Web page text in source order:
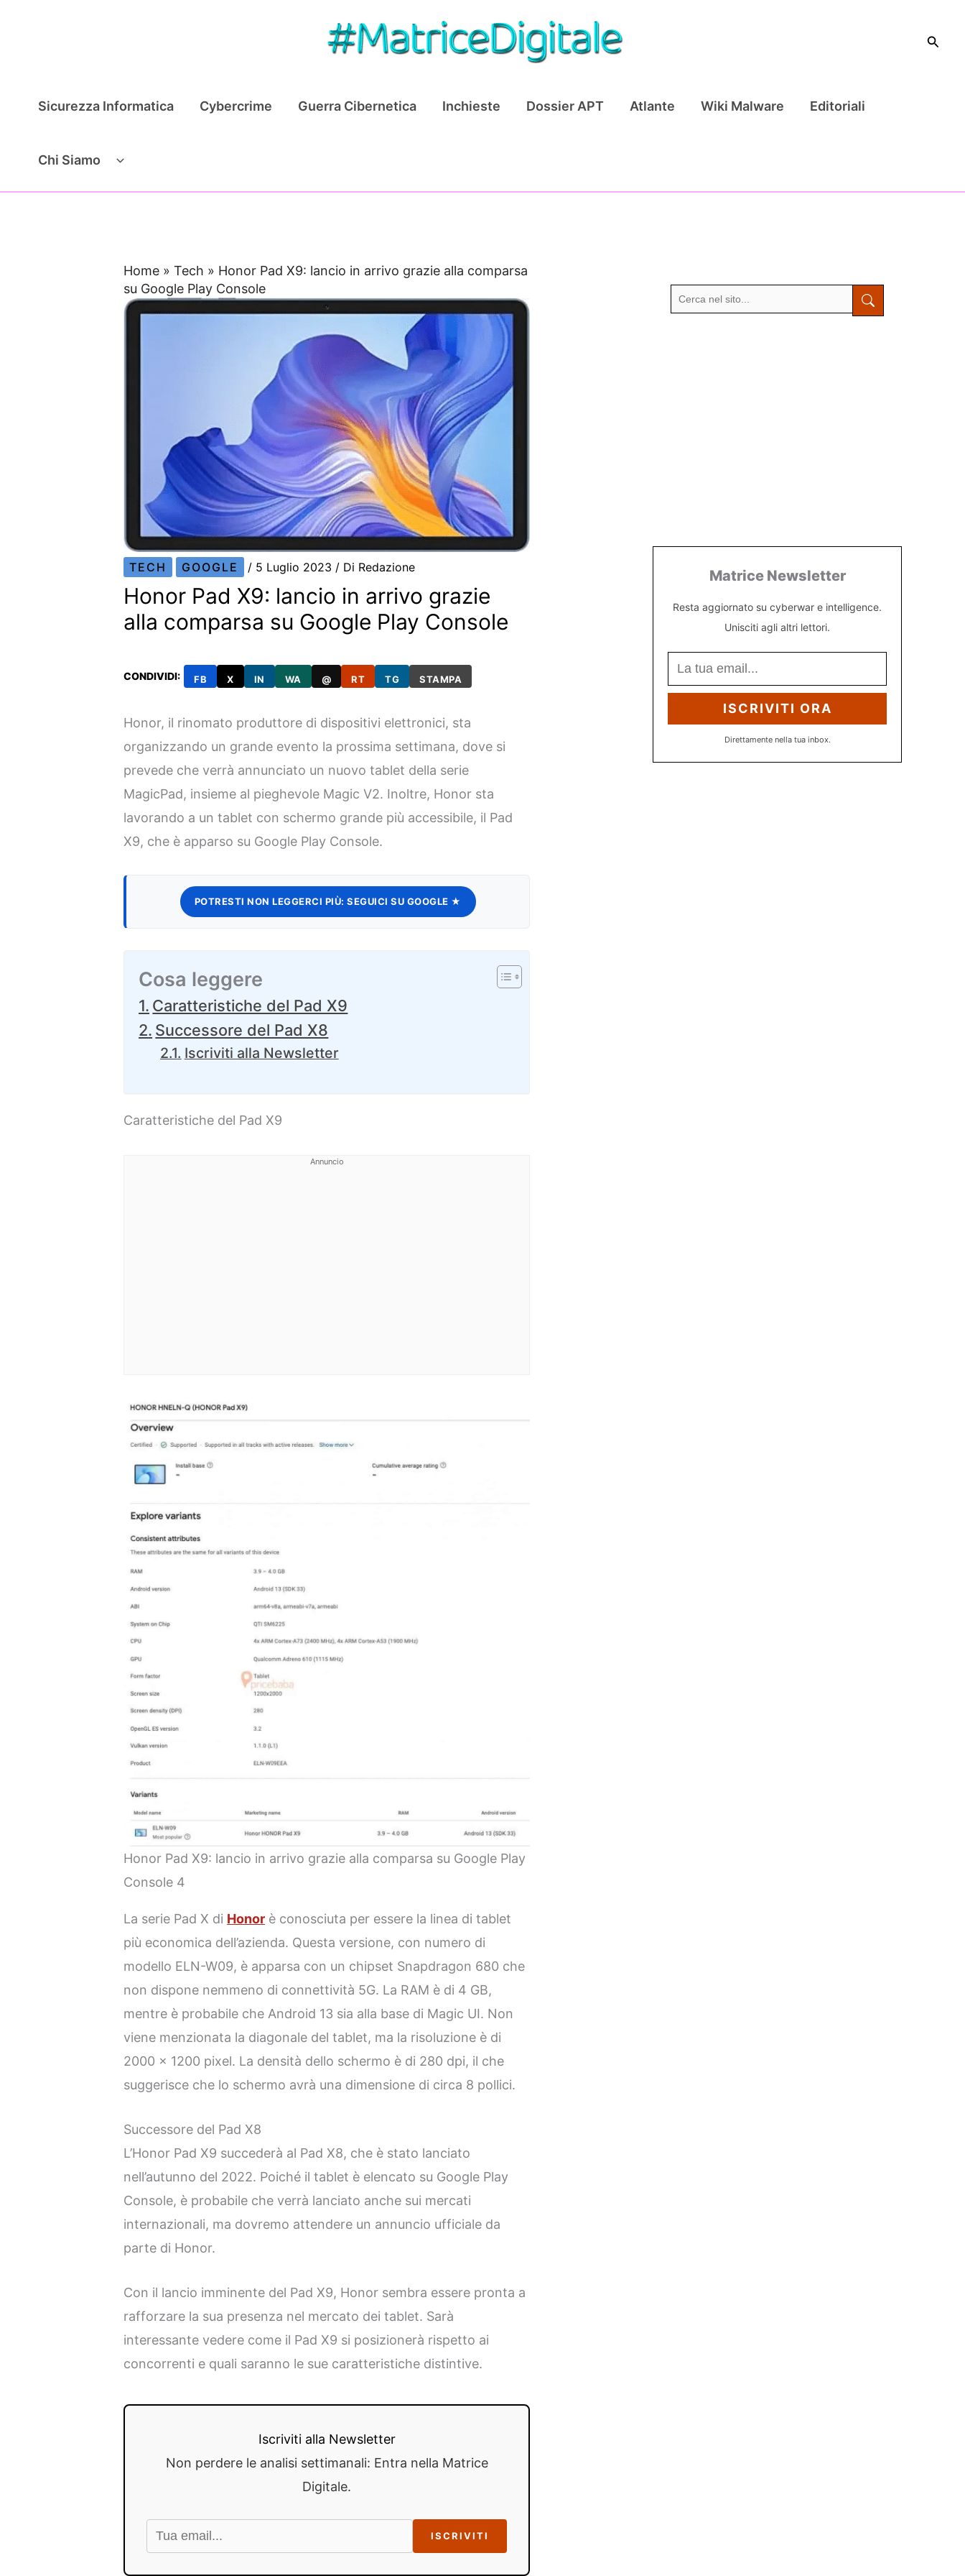
Cerca
Sicurezza Informatica Cybercrime Guerra Cibernetica Inchieste Dossier APT Atlante Wiki Malware Editoriali
Chi Siamo
Home »Tech » Honor Pad X9: lancio in arrivo grazie alla comparsa
su Google Play Console
TECH GOOGLE / 5 Luglio 2023 / Di Redazione
Honor Pad X9: lancio in arrivo grazie
alla comparsa su Google Play Console
CONDIVIDI: FB X IN WA @ RT TG STAMPA
Honor, il rinomato produttore di dispositivi elettronici, sta
organizzando un grande evento la prossima settimana, dove si
prevede che verrà annunciato un nuovo tablet della serie
MagicPad, insieme al pieghevole Magic V2. Inoltre, Honor sta
lavorando a un tablet con schermo grande più accessibile, il Pad
X9, che è apparso su Google Play Console.
POTRESTI NON LEGGERCI PIÙ: SEGUICI SU GOOGLE ★
Cosa leggere
Caratteristiche del Pad X9
Successore del Pad X8
Iscriviti alla Newsletter
Caratteristiche del Pad X9
Annuncio
Honor Pad X9: lancio in arrivo grazie alla comparsa su Google Play
Console 4
La serie Pad X di Honor è conosciuta per essere la linea di tablet
più economica dell’azienda. Questa versione, con numero di
modello ELN-W09, è apparsa con un chipset Snapdragon 680 che
non dispone nemmeno di connettività 5G. La RAM è di 4 GB,
mentre è probabile che Android 13 sia alla base di Magic UI. Non
viene menzionata la diagonale del tablet, ma la risoluzione è di
2000 x 1200 pixel. La densità dello schermo è di 280 dpi, il che
suggerisce che lo schermo avrà una dimensione di circa 8 pollici.
Successore del Pad X8
L’Honor Pad X9 succederà al Pad X8, che è stato lanciato
nell’autunno del 2022. Poiché il tablet è elencato su Google Play
Console, è probabile che verrà lanciato anche sui mercati
internazionali, ma dovremo attendere un annuncio ufficiale da
parte di Honor.
Con il lancio imminente del Pad X9, Honor sembra essere pronta a
rafforzare la sua presenza nel mercato dei tablet. Sarà
interessante vedere come il Pad X9 si posizionerà rispetto ai
concorrenti e quali saranno le sue caratteristiche distintive.
Iscriviti alla Newsletter
Non perdere le analisi settimanali: Entra nella Matrice
Digitale.
ISCRIVITI
Matrice Newsletter
Resta aggiornato su cyberwar e intelligence.
Unisciti agli altri lettori.
ISCRIVITI ORA
Direttamente nella tua inbox.